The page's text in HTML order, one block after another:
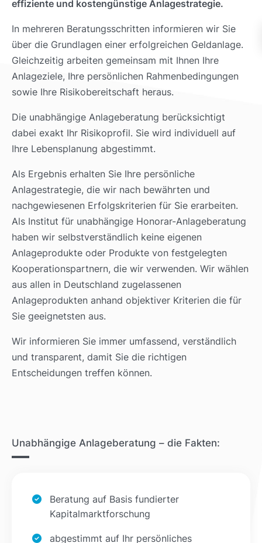
effiziente und kostengünstige Anlagestrategie.
In mehreren Beratungsschritten informieren wir Sie
über die Grundlagen einer erfolgreichen Geldanlage.
Gleichzeitig arbeiten gemeinsam mit Ihnen Ihre
Anlageziele, Ihre persönlichen Rahmenbedingungen
sowie Ihre Risikobereitschaft heraus.
Die unabhängige Anlageberatung berücksichtigt
dabei exakt Ihr Risikoprofil. Sie wird individuell auf
Ihre Lebensplanung abgestimmt.
Als Ergebnis erhalten Sie Ihre persönliche
Anlagestrategie, die wir nach bewährten und
nachgewiesenen Erfolgskriterien für Sie erarbeiten.
Als Institut für unabhängige Honorar-Anlageberatung
haben wir selbstverständlich keine eigenen
Anlageprodukte oder Produkte von festgelegten
Kooperationspartnern, die wir verwenden. Wir wählen
aus allen in Deutschland zugelassenen
Anlageprodukten anhand objektiver Kriterien die für
Sie geeignetsten aus.
Wir informieren Sie immer umfassend, verständlich
und transparent, damit Sie die richtigen
Entscheidungen treffen können.
Unabhängige Anlageberatung – die Fakten:
Beratung auf Basis fundierter
Kapitalmarktforschung
abgestimmt auf Ihr persönliches